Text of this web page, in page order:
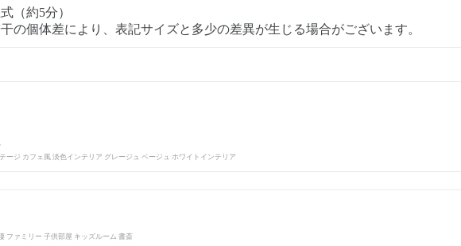
（約5分）
の個体差により、表記サイズと多少の差異が生じる場合がございます。
ジ カフェ風 淡色インテリア グレージュ ベージュ ホワイトインテリア
ファミリー 子供部屋 キッズルーム 書斎